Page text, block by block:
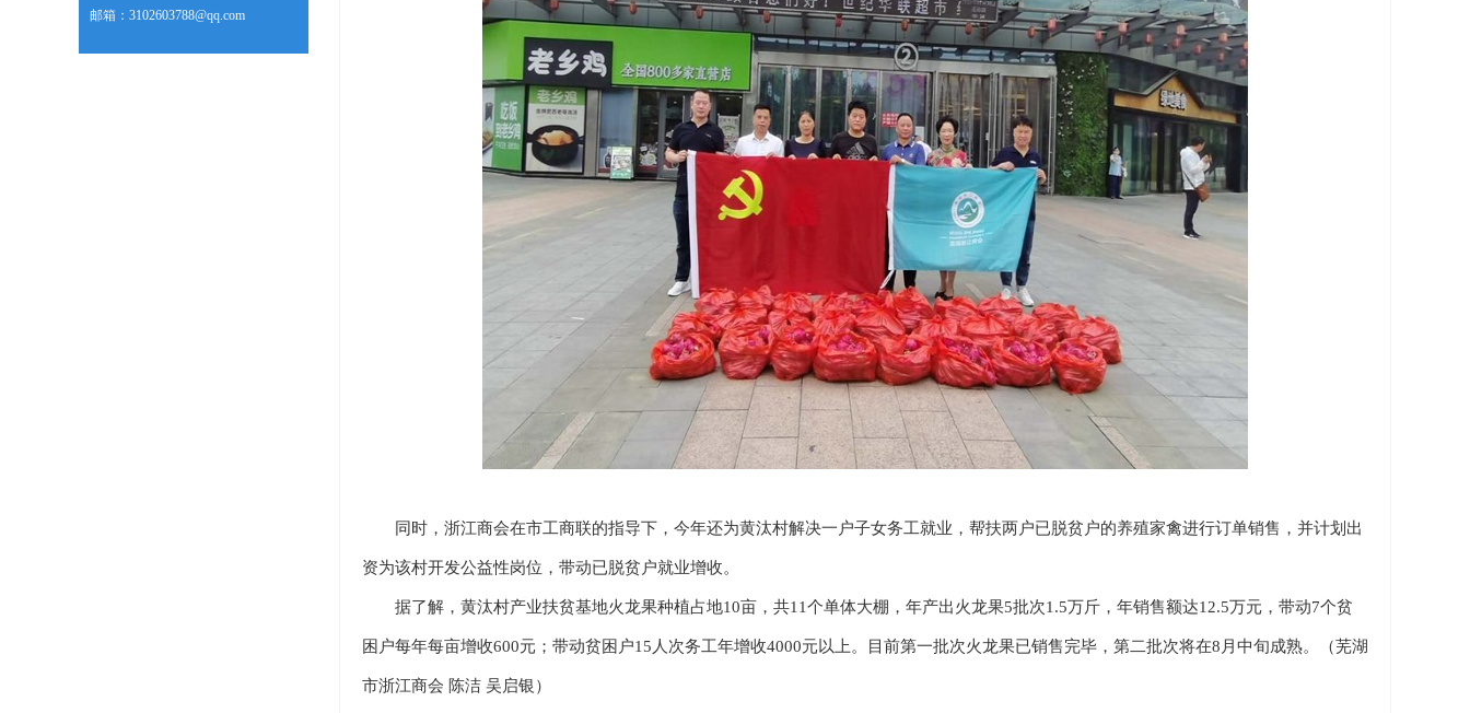
邮箱：3102603788@qq.com
同时，浙江商会在市工商联的指导下，今年还为黄汰村解决一户子女务工就业，帮扶两户已脱贫户的养殖家禽进行订单销售，并计划出
资为该村开发公益性岗位，带动已脱贫户就业增收。
据了解，黄汰村产业扶贫基地火龙果种植占地10亩，共11个单体大棚，年产出火龙果5批次1.5万斤，年销售额达12.5万元，带动7个贫
困户每年每亩增收600元；带动贫困户15人次务工年增收4000元以上。目前第一批次火龙果已销售完毕，第二批次将在8月中旬成熟。（芜湖
市浙江商会 陈洁 吴启银）